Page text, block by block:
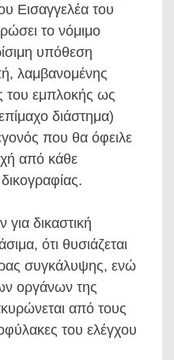
Εισαγγελέα του
το νόμιμο
υπόθεση
λαμβανομένης
εμπλοκής ως
διάστημα)
που θα όφειλε
από κάθε
δικαστική
ότι θυσιάζεται
συγκάλυψης, ενώ
οργάνων της
από τους
του ελέγχου